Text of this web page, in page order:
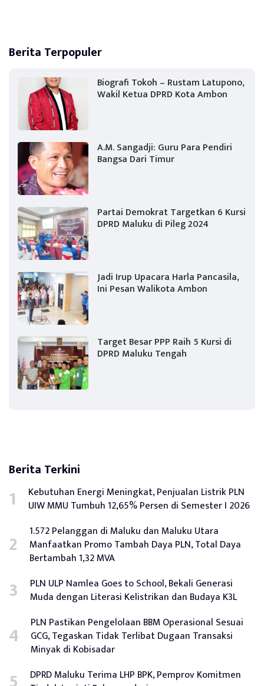
Berita Terpopuler
Biografi Tokoh – Rustam Latupono,
Wakil Ketua DPRD Kota Ambon
A.M. Sangadji: Guru Para Pendiri
Bangsa Dari Timur
Partai Demokrat Targetkan 6 Kursi
DPRD Maluku di Pileg 2024
Jadi Irup Upacara Harla Pancasila,
Ini Pesan Walikota Ambon
Target Besar PPP Raih 5 Kursi di
DPRD Maluku Tengah
Berita Terkini
Kebutuhan Energi Meningkat, Penjualan Listrik PLN
UIW MMU Tumbuh 12,65% Persen di Semester I 2026
1.572 Pelanggan di Maluku dan Maluku Utara
Manfaatkan Promo Tambah Daya PLN, Total Daya
Bertambah 1,32 MVA
PLN ULP Namlea Goes to School, Bekali Generasi
Muda dengan Literasi Kelistrikan dan Budaya K3L
PLN Pastikan Pengelolaan BBM Operasional Sesuai
GCG, Tegaskan Tidak Terlibat Dugaan Transaksi
Minyak di Kobisadar
DPRD Maluku Terima LHP BPK, Pemprov Komitmen